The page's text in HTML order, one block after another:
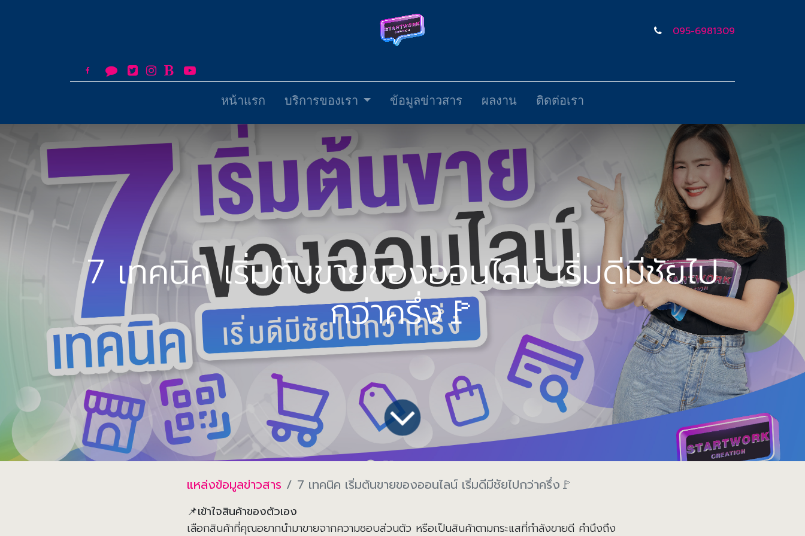
095-6981309
หน้าแรก บริการของเรา ข้อมูลข่าวสาร ผลงาน ติดต่อเรา
7 เทคนิค เริ่มต้นขายของออนไลน์ เริ่มดีมีชัยไป
กว่าครึ่ง🚩
แหล่งข้อมูลข่าวสาร 7 เทคนิค เริ่มต้นขายของออนไลน์ เริ่มดีมีชัยไปกว่าครึ่ง🚩
📌เข้าใจสินค้าของตัวเอง
เลือกสินค้าที่คุณอยากนำมาขายจากความชอบส่วนตัว หรือเป็นสินค้าตามกระแสที่กำลังขายดี คำนึงถึง